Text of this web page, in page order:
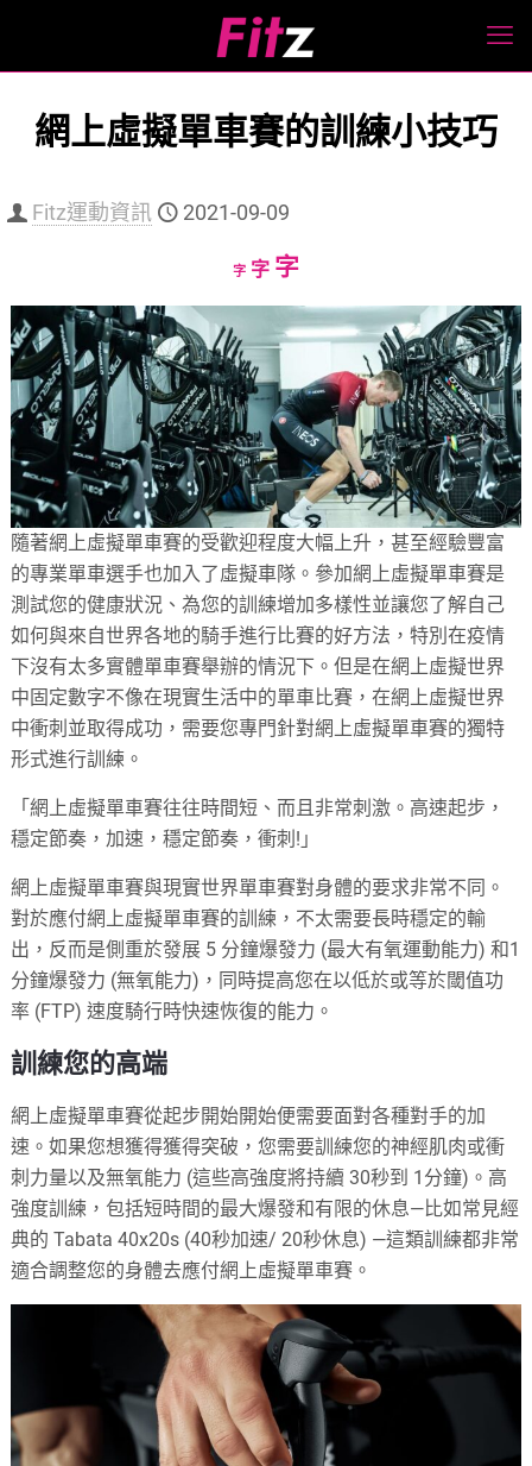
網上虛擬單車賽的訓練小技巧
Fitz運動資訊 2021-09-09
字Decrease
字Reset
size.
字Increase
size.
隨著網上虛擬單車賽的受歡迎程度大幅上升，甚至經驗豐富
的專業單車選手也加入了虛擬車隊。參加網上虛擬單車賽是
測試您的健康狀況、為您的訓練增加多樣性並讓您了解自己
如何與來自世界各地的騎手進行比賽的好方法，特別在疫情
下沒有太多實體單車賽舉辦的情況下。但是在網上虛擬世界
中固定數字不像在現實生活中的單車比賽，在網上虛擬世界
中衝刺並取得成功，需要您專門針對網上虛擬單車賽的獨特
形式進行訓練。
「網上虛擬單車賽往往時間短、而且非常刺激。高速起步，
穩定節奏，加速，穩定節奏，衝刺!」
網上虛擬單車賽與現實世界單車賽對身體的要求非常不同。
對於應付網上虛擬單車賽的訓練，不太需要長時穩定的輸
出，反而是側重於發展 5 分鐘爆發力 (最大有氧運動能力) 和1
分鐘爆發力 (無氧能力)，同時提高您在以低於或等於閾值功
率 (FTP) 速度騎行時快速恢復的能力。
訓練您的高端
網上虛擬單車賽從起步開始開始便需要面對各種對手的加
速。如果您想獲得獲得突破，您需要訓練您的神經肌肉或衝
刺力量以及無氧能力 (這些高強度將持續 30秒到 1分鐘)。高
強度訓練，包括短時間的最大爆發和有限的休息—比如常見經
典的 Tabata 40x20s (40秒加速/ 20秒休息) —這類訓練都非常
適合調整您的身體去應付網上虛擬單車賽。